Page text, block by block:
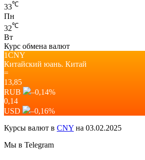
33℃
Пн
32℃
Вт
Курс обмена валют
1CNY
Китайский юань. Китай
=
13,85
RUB
–0,14%
0,14
USD
–0,16%
Курсы валют в CNY на 03.02.2025
Мы в Telegram